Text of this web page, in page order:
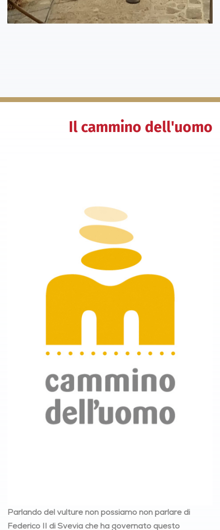
Il cammino dell'uomo
Parlando del vulture non possiamo non parlare di
Federico II di Svevia che ha governato questo